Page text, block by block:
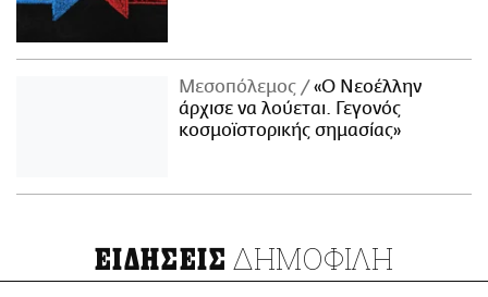
Μεσοπόλεμος
«Ο Νεοέλλην
άρχισε να λούεται. Γεγονός
κοσμοϊστορικής σημασίας»
ΕΙΔΗΣΕΙΣ ΔΗΜΟΦΙΛΗ